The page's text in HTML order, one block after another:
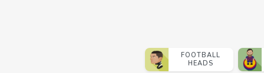
FOOTBALL
HEADS